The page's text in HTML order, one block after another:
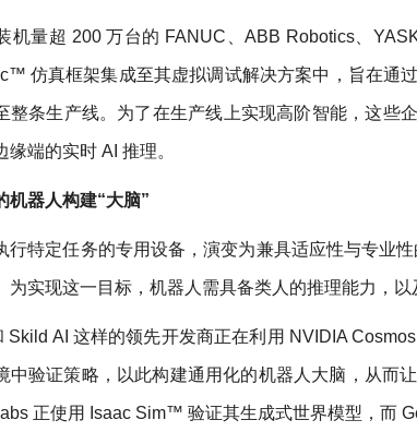
机量超 200 万台的 FANUC、ABB Robotics、
仿真框架集成至其虚拟调试解决方案中，旨在通
整条生产线。为了在生产线上实现高阶智能，这些
缘端的实时 AI 推理。
机器人构建“大脑”
行特定任务的专用设备，演变为兼具适应性与专业
为实现这一目标，机器人需具备类人的推理能力，以
Skild AI 这样的领先开发商正在利用 NVIDIA
中验证策略，以此构建通用化的机器人大脑，从而
正使用 Isaac Sim™ 验证其生成式世界模型，而